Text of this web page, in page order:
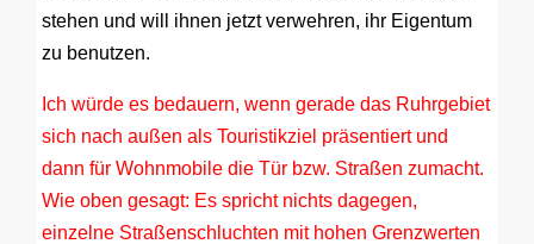
stehen und will ihnen jetzt verwehren, ihr Eigentum
zu benutzen.
Ich würde es bedauern, wenn gerade das Ruhrgebiet
sich nach außen als Touristikziel präsentiert und
dann für Wohnmobile die Tür bzw. Straßen zumacht.
Wie oben gesagt: Es spricht nichts dagegen,
einzelne Straßenschluchten mit hohen Grenzwerten